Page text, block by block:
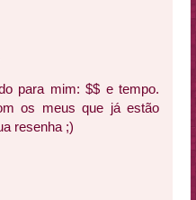
para mim: $$ e tempo.
os meus que já estão
resenha ;)